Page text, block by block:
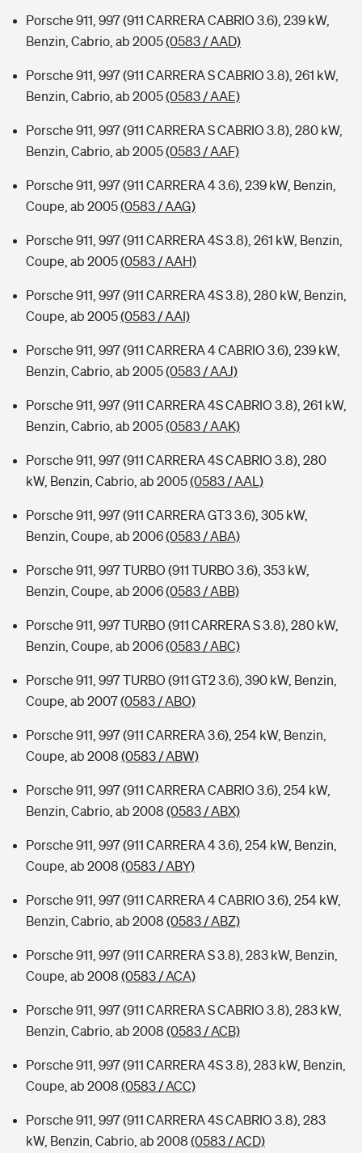
Porsche 911, 997 (911 CARRERA CABRIO 3.6), 239 kW,
Benzin, Cabrio, ab 2005(0583 / AAD)
Porsche 911, 997 (911 CARRERA S CABRIO 3.8), 261 kW,
Benzin, Cabrio, ab 2005(0583 / AAE)
Porsche 911, 997 (911 CARRERA S CABRIO 3.8), 280 kW,
Benzin, Cabrio, ab 2005(0583 / AAF)
Porsche 911, 997 (911 CARRERA 4 3.6), 239 kW, Benzin,
Coupe, ab 2005(0583 / AAG)
Porsche 911, 997 (911 CARRERA 4S 3.8), 261 kW, Benzin,
Coupe, ab 2005(0583 / AAH)
Porsche 911, 997 (911 CARRERA 4S 3.8), 280 kW, Benzin,
Coupe, ab 2005(0583 / AAI)
Porsche 911, 997 (911 CARRERA 4 CABRIO 3.6), 239 kW,
Benzin, Cabrio, ab 2005(0583 / AAJ)
Porsche 911, 997 (911 CARRERA 4S CABRIO 3.8), 261 kW,
Benzin, Cabrio, ab 2005(0583 / AAK)
Porsche 911, 997 (911 CARRERA 4S CABRIO 3.8), 280
kW, Benzin, Cabrio, ab 2005(0583 / AAL)
Porsche 911, 997 (911 CARRERA GT3 3.6), 305 kW,
Benzin, Coupe, ab 2006(0583 / ABA)
Porsche 911, 997 TURBO (911 TURBO 3.6), 353 kW,
Benzin, Coupe, ab 2006(0583 / ABB)
Porsche 911, 997 TURBO (911 CARRERA S 3.8), 280 kW,
Benzin, Coupe, ab 2006(0583 / ABC)
Porsche 911, 997 TURBO (911 GT2 3.6), 390 kW, Benzin,
Coupe, ab 2007(0583 / ABO)
Porsche 911, 997 (911 CARRERA 3.6), 254 kW, Benzin,
Coupe, ab 2008 (0583 / ABW)
Porsche 911, 997 (911 CARRERA CABRIO 3.6), 254 kW,
Benzin, Cabrio, ab 2008 (0583 / ABX)
Porsche 911, 997 (911 CARRERA 4 3.6), 254 kW, Benzin,
Coupe, ab 2008 (0583 / ABY)
Porsche 911, 997 (911 CARRERA 4 CABRIO 3.6), 254 kW,
Benzin, Cabrio, ab 2008 (0583 / ABZ)
Porsche 911, 997 (911 CARRERA S 3.8), 283 kW, Benzin,
Coupe, ab 2008 (0583 / ACA)
Porsche 911, 997 (911 CARRERA S CABRIO 3.8), 283 kW,
Benzin, Cabrio, ab 2008 (0583 / ACB)
Porsche 911, 997 (911 CARRERA 4S 3.8), 283 kW, Benzin,
Coupe, ab 2008 (0583 / ACC)
Porsche 911, 997 (911 CARRERA 4S CABRIO 3.8), 283
kW, Benzin, Cabrio, ab 2008 (0583 / ACD)